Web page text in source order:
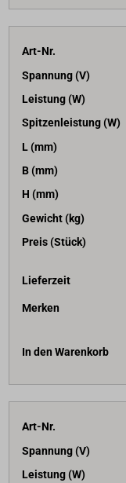
Art-Nr.
Spannung (V)
Leistung (W)
Spitzenleistung (W)
L (mm)
B (mm)
H (mm)
Gewicht (kg)
Preis (Stück)
Lieferzeit
Merken
In den Warenkorb
Art-Nr.
Spannung (V)
Leistung (W)